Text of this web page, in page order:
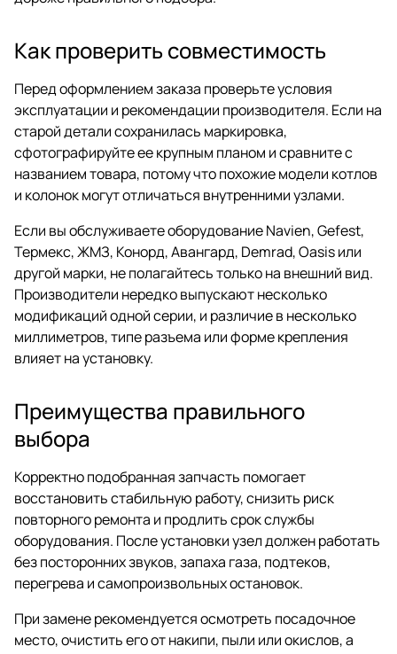
Как проверить совместимость
Перед оформлением заказа проверьте условия
эксплуатации и рекомендации производителя. Если на
старой детали сохранилась маркировка,
сфотографируйте ее крупным планом и сравните с
названием товара, потому что похожие модели котлов
и колонок могут отличаться внутренними узлами.
Если вы обслуживаете оборудование Navien, Gefest,
Термекс, ЖМЗ, Конорд, Авангард, Demrad, Oasis или
другой марки, не полагайтесь только на внешний вид.
Производители нередко выпускают несколько
модификаций одной серии, и различие в несколько
миллиметров, типе разъема или форме крепления
влияет на установку.
Преимущества правильного
выбора
Корректно подобранная запчасть помогает
восстановить стабильную работу, снизить риск
повторного ремонта и продлить срок службы
оборудования. После установки узел должен работать
без посторонних звуков, запаха газа, подтеков,
перегрева и самопроизвольных остановок.
При замене рекомендуется осмотреть посадочное
место, очистить его от накипи, пыли или окислов, а